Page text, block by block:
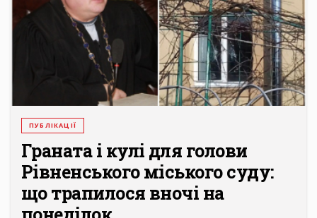
ПУБЛІКАЦІЇ
Граната і кулі для голови
Рівненського міського суду:
що трапилося вночі на